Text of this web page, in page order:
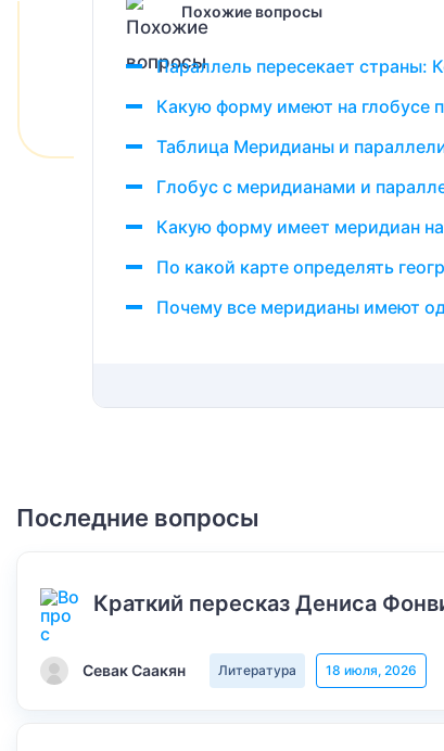
Похожие вопросы
Параллель пересекает
Какую форму имеют на глобусе
Таблица Меридианы и
Глобус с меридианами и
Какую форму имеет меридиан на
По какой карте определять
Почему все меридианы имеют
Последние вопросы
Краткий пересказ Дениса
Севак Саакян Литература 18 июля, 2026